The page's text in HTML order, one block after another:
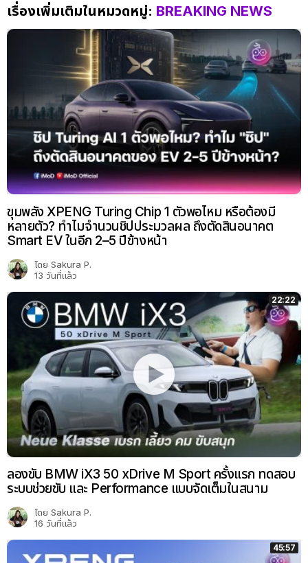
เรื่องเพิ่มเติมในหมวดหมู่: BREAKING NEWS
ขุมพลัง XPENG Turing Chip 1 ตัวพอไหม หรือต้องมี
หลายตัว? ทำไมจำนวนชิปประมวลผล ถึงตัดสินอนาคต
Smart EV ในอีก 2–5 ปีข้างหน้า
โดย Sakura P.
13 วันที่แล้ว
22:22
ลองขับ BMW iX3 50 xDrive M Sport ครั้งแรก ทดสอบ
ระบบช่วยขับ และ Performance แบบจัดเต็มในสนาม
โดย Sakura P.
16 วันที่แล้ว
45:57